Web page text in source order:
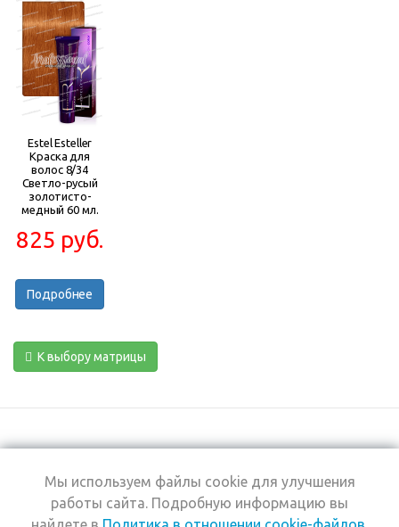
Estel Esteller
Краска для
волос 8/34
Светло-русый
золотисто-
медный 60 мл.
825 руб.
Подробнее
К выбору матрицы
+7 (495) 969-0950
Мы используем файлы cookie для улучшения
работы сайта. Подробную информацию вы